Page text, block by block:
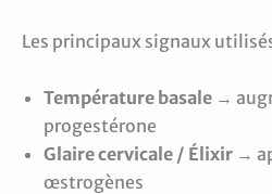
Les principaux signaux
Température basale →
progestérone
Glaire cervicale / Élixir →
œstrogènes